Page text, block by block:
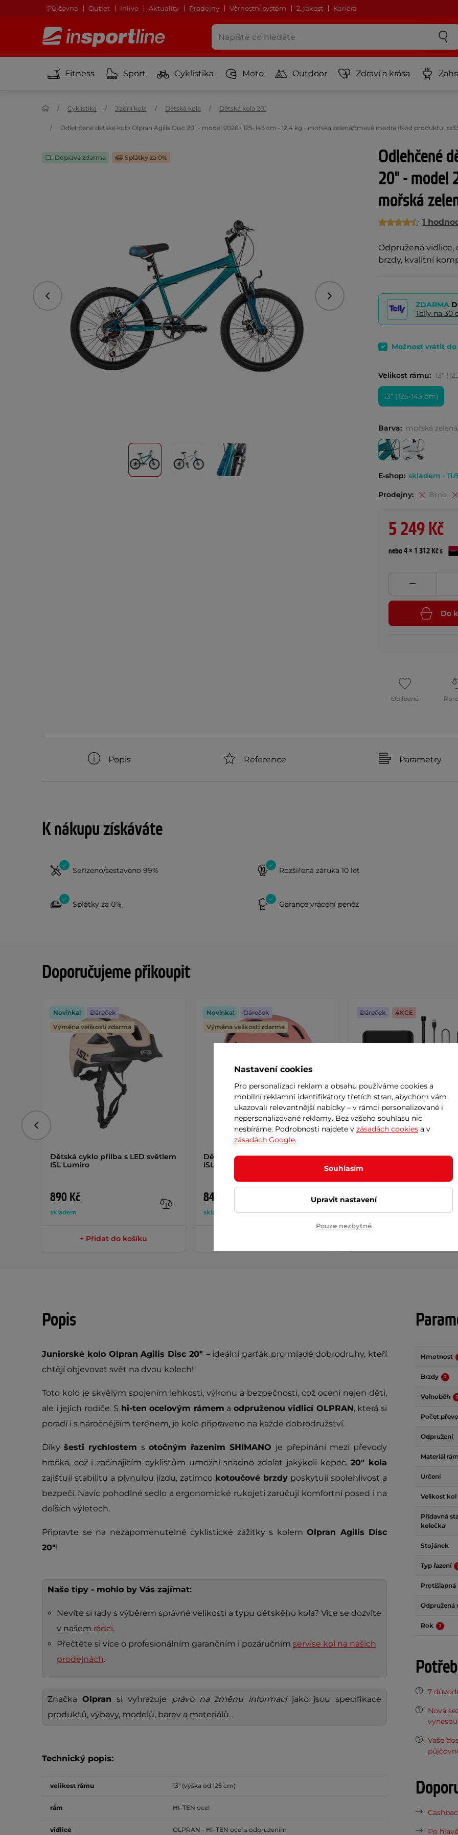
Půjčovna Outlet Inlive Aktuality Prodejny Věrnostní systém 2. jakost Kariéra
Fitness Sport Cyklistika Moto Outdoor Zdraví a krása
Cyklistika Jízdní kola Dětská kola Dětská kola 20"
Odlehčené dětské kolo Olpran Agilis Disc 20" - model 2026 • 125-145 cm • 12,4 kg - mořská zelená/tmavě modrá (Kód produktu:
Odlehčené
20" - model
mořská
1
Odpružená
brzdy, kvalitní
Doprava zdarma Splátky za 0%
Předchozí Následující
ZDARMA
Telly na 30
Možnost vrátit
Velikost rámu: 13"
13" (125-145 cm)
Barva: mořská
E-shop: skladem -
Prodejny: Brno
5 249 Kč
nebo 4 × 1 312 Kč s
Do
Oblíbené
Popis Reference Parametry
K nákupu získáváte
Seřízeno/sestaveno 99% Rozšířená záruka 10 let
Splátky za 0% Garance vrácení peněz
Doporučujeme přikoupit
Dětská cyklo přilba s LED světlem
ISL Lumiro
890 Kč
skladem
Novinka!
Dáreček
Výměna velikosti zdarma
+ Přidat do košíku
Dětská cyklo přilba s LED světlem
ISL Lumitto
849 Kč
skladem
Novinka!
Dáreček
Výměna velikosti zdarma
Akumulátorová pumpa
inSPORTline Gaberila s
powerbankou a LED
AKCE
789 Kč
skladem
Dáreček AKCE
Předchozí
Popis
Juniorské kolo Olpran Agilis Disc 20" – ideální parťák pro mladé dobrodruhy, kteří
chtějí objevovat svět na dvou kolech!
Toto kolo je skvělým spojením lehkosti, výkonu a bezpečnosti, což ocení nejen děti,
ale i jejich rodiče. S hi-ten ocelovým rámem a odpruženou vidlicí OLPRAN, která si
poradí i s náročnějším terénem, je kolo připraveno na každé dobrodružství.
Díkyšesti rychlostem s otočným řazením SHIMANO je přepínání mezi převody
hračka, což i začínajícím cyklistům umožní snadno zdolat jakýkoli kopec.20" kola
zajišťují stabilitu a plynulou jízdu, zatímco kotoučové brzdy poskytují spolehlivost a
bezpečí. Navíc pohodlné sedlo a ergonomické rukojeti zaručují komfortní posed i na
delších výletech.
Připravte se na nezapomenutelné cyklistické zážitky s kolem Olpran Agilis Disc
20"!
Naše tipy - mohlo by Vás zajímat:
Nevíte si rady s výběrem správné velikosti a typu dětského kola? Více se dozvíte
v našem rádci.
Přečtěte si více o profesionálním garančním i pozáručním servise kol na našich
prodejnách.
Značka Olpransi vyhrazuje právo na změnu informacíjako jsou specifikace
produktů, výbavy, modelů, barev a materiálů.
Technický popis:
velikost rámu 13" (výška od 125 cm)
rám HI-TEN ocel
vidlice OLPRAN - HI-TEN ocel s odpružením
Hmotnost
Brzdy
Volnoběh
Počet
Odpružení
Materiál
Určení
Velikost kol
Přídavná
kolečka
Stojánek
Typ řazení
Protišlapná
Odpružená
Rok
7
Nová
Vaše
Po
Nastavení cookies
Pro personalizaci reklam a obsahu používáme cookies a
mobilní reklamní identifikátory třetích stran, abychom vám
ukazovali relevantnější nabídky – v rámci personalizované i
nepersonalizované reklamy. Bez vašeho souhlasu nic
nesbíráme. Podrobnosti najdete v zásadách cookies a v
zásadách Google.
Souhlasím
Upravit nastavení
Pouze nezbytné